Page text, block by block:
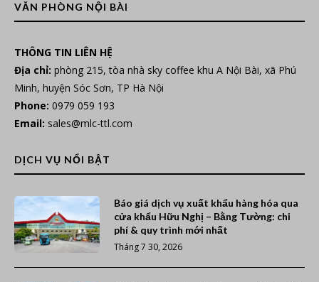
VĂN PHÒNG NỘI BÀI
THÔNG TIN LIÊN HỆ
Địa chỉ: phòng 215, tòa nhà sky coffee khu A Nội Bài, xã Phú
Minh, huyện Sóc Sơn, TP Hà Nội
Phone: 0979 059 193
Email: sales@mlc-ttl.com
DỊCH VỤ NỔI BẬT
Báo giá dịch vụ xuất khẩu hàng hóa qua
cửa khẩu Hữu Nghị – Bằng Tường: chi
phí & quy trình mới nhất
Tháng 7 30, 2026